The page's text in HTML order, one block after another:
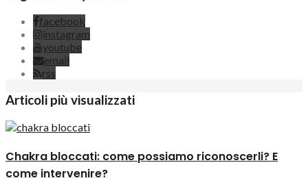
facebook
instagram
youtube
email
rss
Articoli più visualizzati
Chakra bloccati: come possiamo riconoscerli? E
come intervenire?